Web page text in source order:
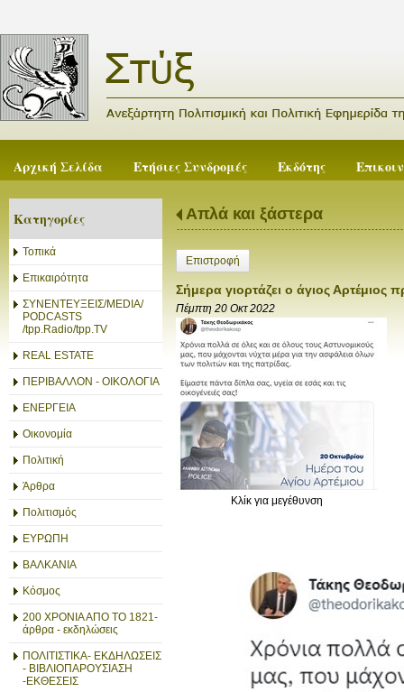
Αρχική Σελίδα Ετήσιες Συνδρομές Εκδότης
Κατηγορίες
Τοπικά
Επικαιρότητα
ΣΥΝΕΝΤΕΥΞΕΙΣ/MEDIA/
PODCASTS
/tpp.Radio/tpp.TV
REAL ESTATE
ΠΕΡΙΒΑΛΛΟΝ - ΟΙΚΟΛΟΓΙΑ
ΕΝΕΡΓΕΙΑ
Οικονομία
Πολιτική
Άρθρα
Πολιτισμός
ΕΥΡΩΠΗ
ΒΑΛΚΑΝΙΑ
Κόσμος
200 ΧΡΟΝΙΑ ΑΠΟ ΤΟ 1821-
άρθρα - εκδηλώσεις
ΠΟΛΙΤΙΣΤΙΚΑ- ΕΚΔΗΛΩΣΕΙΣ
- ΒΙΒΛΙΟΠΑΡΟΥΣΙΑΣΗ
-ΕΚΘΕΣΕΙΣ
Απλά και ξάστερα
Επιστροφή
Σήμερα γιορτάζει ο άγιος
Πέμπτη 20 Οκτ 2022
Κλίκ για μεγέθυνση